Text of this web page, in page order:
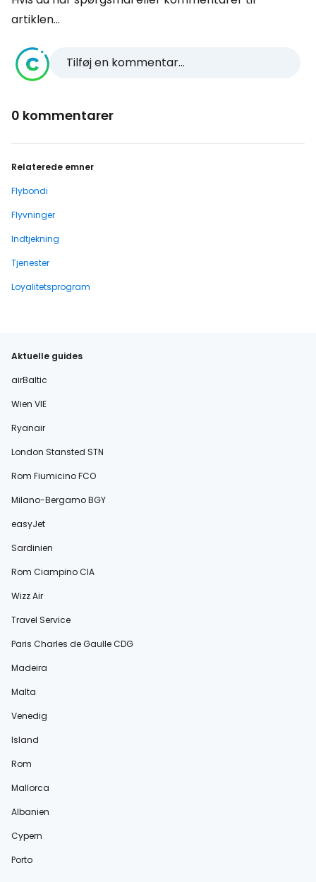
artiklen...
Tilføj en kommentar...
0 kommentarer
Relaterede emner
Flybondi
Flyvninger
Indtjekning
Tjenester
Loyalitetsprogram
Aktuelle guides
airBaltic
Wien VIE
Ryanair
London Stansted STN
Rom Fiumicino FCO
Milano-Bergamo BGY
easyJet
Sardinien
Rom Ciampino CIA
Wizz Air
Travel Service
Paris Charles de Gaulle CDG
Madeira
Malta
Venedig
Island
Rom
Mallorca
Albanien
Cypern
Porto